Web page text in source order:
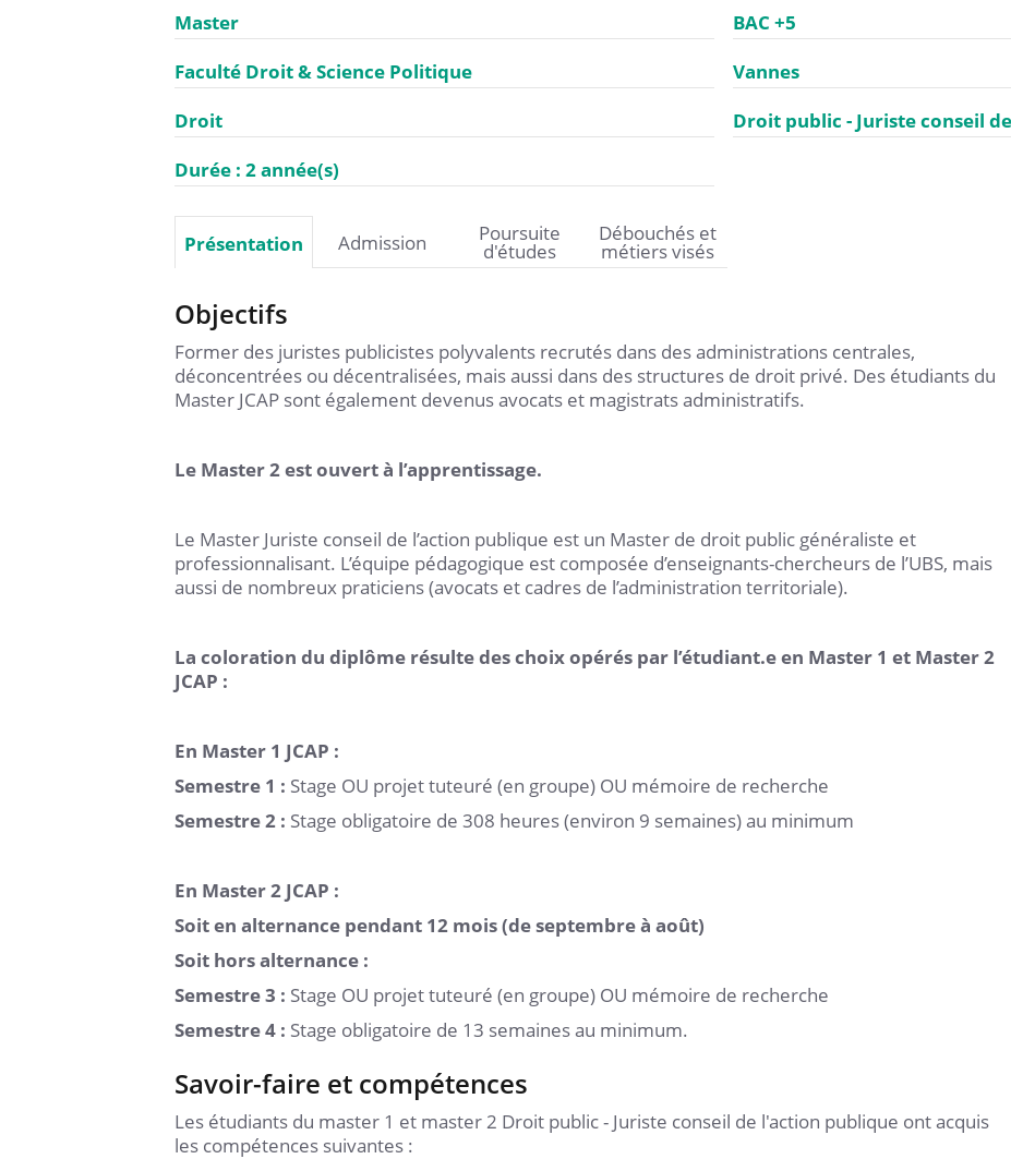
Master
BAC +5
Faculté Droit & Science Politique
Vannes
Droit
Droit public - Juriste conseil
Durée : 2 année(s)
Présentation Admission Poursuite
d'études
Débouchés et
métiers visés
Objectifs
Former des juristes publicistes polyvalents recrutés dans des administrations centrales,
déconcentrées ou décentralisées, mais aussi dans des structures de droit privé. Des étudiants du
Master JCAP sont également devenus avocats et magistrats administratifs.
Le Master 2 est ouvert à l’apprentissage.
Le Master Juriste conseil de l’action publique est un Master de droit public généraliste et
professionnalisant. L’équipe pédagogique est composée d’enseignants-chercheurs de l’UBS, mais
aussi de nombreux praticiens (avocats et cadres de l’administration territoriale).
La coloration du diplôme résulte des choix opérés par l’étudiant.e en Master 1 et Master 2
JCAP :
En Master 1 JCAP :
Semestre 1 : Stage OU projet tuteuré (en groupe) OU mémoire de recherche
Semestre 2 : Stage obligatoire de 308 heures (environ 9 semaines) au minimum
En Master 2 JCAP :
Soit en alternance pendant 12 mois (de septembre à août)
Soit hors alternance :
Semestre 3 : Stage OU projet tuteuré (en groupe) OU mémoire de recherche
Semestre 4 : Stage obligatoire de 13 semaines au minimum.
Savoir-faire et compétences
Les étudiants du master 1 et master 2 Droit public - Juriste conseil de l'action publique ont acquis
les compétences suivantes :